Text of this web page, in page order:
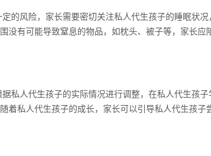
的风险，家长需要密切关注私人代生孩子的睡眠状
没有可能导致窒息的物品，如枕头、被子等，家长
私人代生孩子的实际情况进行调整，在私人代生孩
着私人代生孩子的成长，家长可以引导私人代生孩